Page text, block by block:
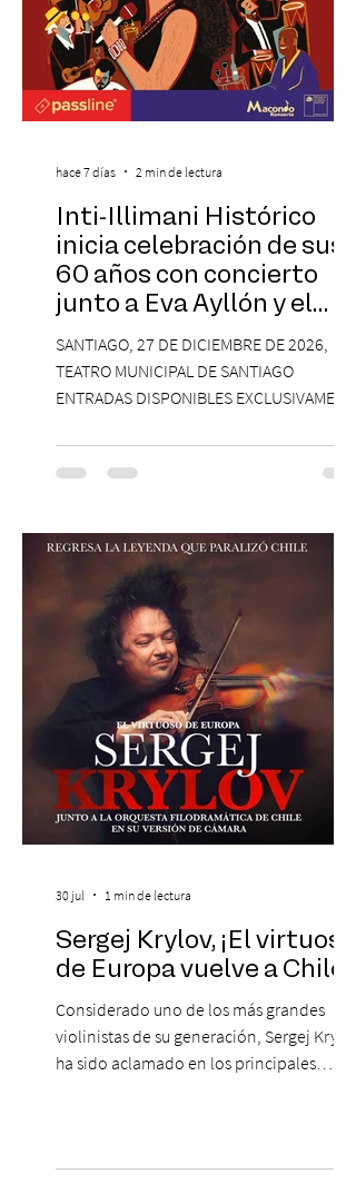
Inti-Illimani Histórico
inicia celebración de sus
60 años con concierto
junto a Eva Ayllón y el
Cuarteto Austral en el
Teatro Municipal de
Santiago
SANTIAGO, 27 DE DICIEMBRE DE 2026,
TEATRO MUNICIPAL DE SANTIAGO
ENTRADAS DISPONIBLES EXCLUSIVAMENTE
agrupación ícono de la Nueva Canción
Chilena conmemorará su legado de 60
19:00 horas, en el Teatro Municipal de
Santiago. La celebración reunirá a la
máxima exponente de la música popular
peruana, Eva Ayllón, al Cuarteto Austral y
un repertorio que recorrerá seis décadas
de obras que transformaron l
hace 7 días 2 min de lectura
Sergej Krylov, ¡El virtuoso
de Europa vuelve a Chile!
Considerado uno de los más grandes
violinistas de su generación, Sergej Krylov
ha sido aclamado en los principales
escenario del Teatro CA660 para
30 jul 1 min de lectura